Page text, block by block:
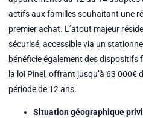
actifs aux familles souhaitant une
premier achat. L’atout majeur
sécurisé, accessible via un
bénéficie également des
la loi Pinel, offrant jusqu’à 63 000€
période de 12 ans.
Situation géographique